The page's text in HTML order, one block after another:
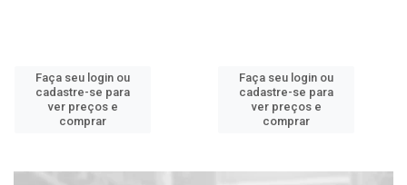
Faça seu login ou
cadastre-se para
ver preços e
comprar
Faça seu login ou
cadastre-se para
ver preços e
comprar